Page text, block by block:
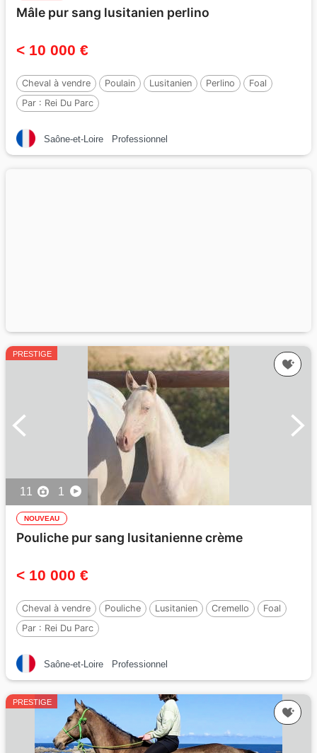
Mâle pur sang lusitanien perlino
< 10 000 €
Cheval à vendre Poulain Lusitanien Perlino
Foal
Par : Rei Du Parc
Saône-et-Loire Professionnel
PRESTIGE
11 1
NOUVEAU
Pouliche pur sang lusitanienne crème
< 10 000 €
Cheval à vendre Pouliche Lusitanien Cremello
Foal
Par : Rei Du Parc
Saône-et-Loire Professionnel
PRESTIGE